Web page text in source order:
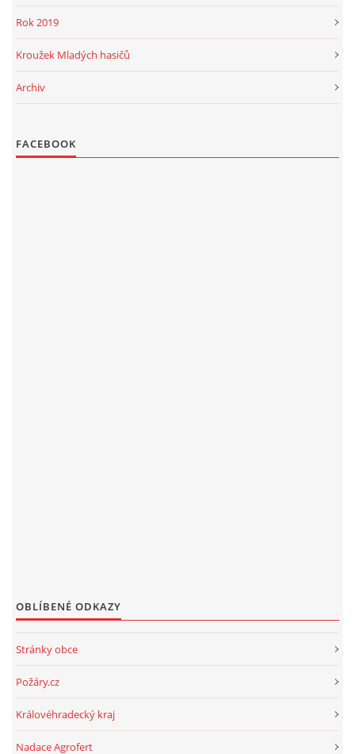
Rok 2019
Kroužek Mladých hasičů
Archiv
FACEBOOK
OBLÍBENÉ ODKAZY
Stránky obce
Požáry.cz
Královéhradecký kraj
Nadace Agrofert